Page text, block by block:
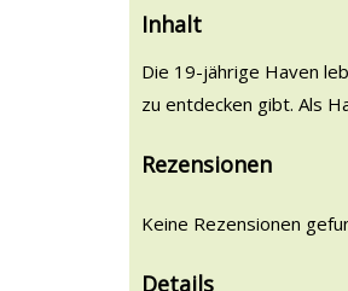
Inhalt
Die 19-jährige Haven
zu entdecken gibt. Als
Rezensionen
Keine Rezensionen
Details